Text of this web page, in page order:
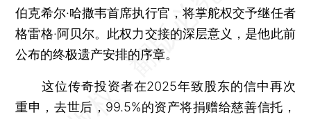
伯克希尔·哈撒韦首席执行官，将掌舵权交予继任者
格雷格·阿贝尔。此权力交接的深层意义，是他此前
公布的终极遗产安排的序章。
这位传奇投资者在2025年致股东的信中再次
重申，去世后，99.5%的资产将捐赠给慈善信托，